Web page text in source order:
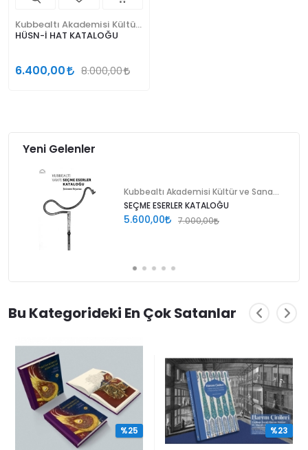
HÜSN-İ HAT KATALOĞU
6.400,00 8.000,00
Yeni Gelenler
SEÇME ESERLER KATALOĞU
5.600,00 7.000,00
Bu Kategorideki En Çok Satanlar
%25 %23